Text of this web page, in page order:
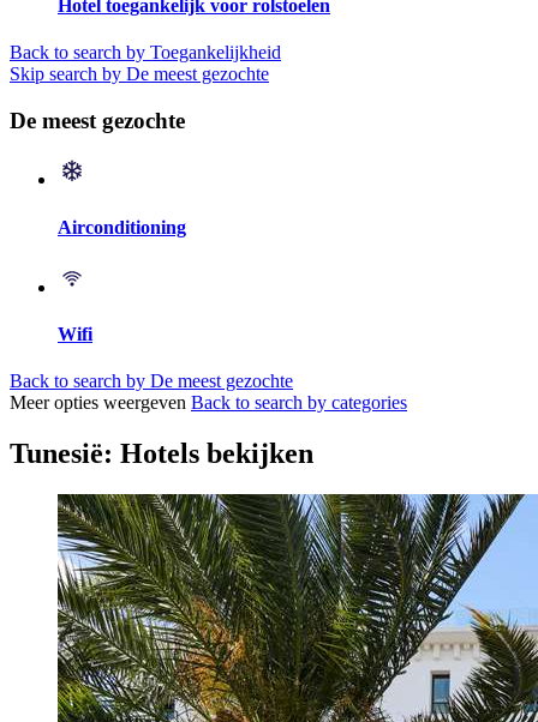
Hotel toegankelijk voor rolstoelen
Back to search by Toegankelijkheid
Skip search by De meest gezochte
De meest gezochte
Airconditioning
Wifi
Back to search by De meest gezochte
Meer opties weergeven Back to search by categories
Tunesië: Hotels bekijken